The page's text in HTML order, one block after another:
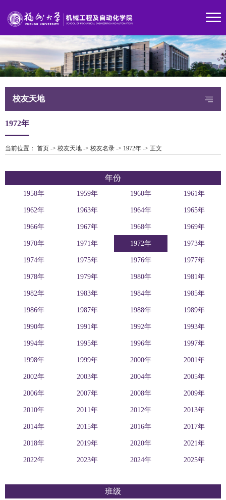
校友天地
1972年
当前位置： 首页 -> 校友天地 -> 校友名录 -> 1972年 -> 正文
年份
1958年 1959年 1960年 1961年
1962年 1963年 1964年 1965年
1966年 1967年 1968年 1969年
1970年 1971年 1972年 1973年
1974年 1975年 1976年 1977年
1978年 1979年 1980年 1981年
1982年 1983年 1984年 1985年
1986年 1987年 1988年 1989年
1990年 1991年 1992年 1993年
1994年 1995年 1996年 1997年
1998年 1999年 2000年 2001年
2002年 2003年 2004年 2005年
2006年 2007年 2008年 2009年
2010年 2011年 2012年 2013年
2014年 2015年 2016年 2017年
2018年 2019年 2020年 2021年
2022年 2023年 2024年 2025年
班级